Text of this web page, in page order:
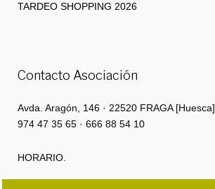
TARDEO SHOPPING 2026
Contacto Asociación
Avda. Aragón, 146 · 22520 FRAGA [Huesca]
974 47 35 65 · 666 88 54 10
HORARIO.